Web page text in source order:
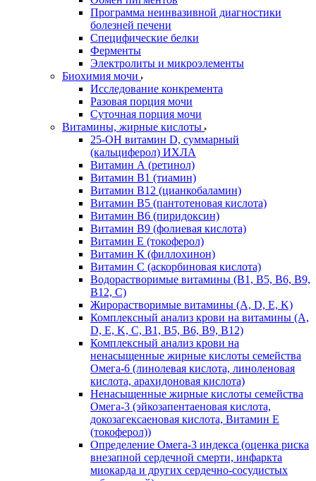
Программа неинвазивной диагностики
болезней печени
Специфические белки
Ферменты
Электролиты и микроэлементы
Биохимия мочи
Исследование конкремента
Разовая порция мочи
Суточная порция мочи
Витамины, жирные кислоты
25-OH витамин D, суммарный
(кальциферол) ИХЛА
Витамин А (ретинол)
Витамин В1 (тиамин)
Витамин В12 (цианкобаламин)
Витамин В5 (пантотеновая кислота)
Витамин В6 (пиридоксин)
Витамин В9 (фолиевая кислота)
Витамин Е (токоферол)
Витамин К (филлохинон)
Витамин С (аскорбиновая кислота)
Водорастворимые витамины (B1, B5, B6, В9,
В12, С)
Жирорастворимые витамины (A, D, E, K)
Комплексный анализ крови на витамины (A,
D, E, K, C, B1, B5, B6, В9, B12)
Комплексный анализ крови на
ненасыщенные жирные кислоты семейства
Омега-6 (линолевая кислота, линоленовая
кислота, арахидоновая кислота)
Ненасыщенные жирные кислоты семейства
Омега-3 (эйкозапентаеновая кислота,
докозагексаеновая кислота, Витамин E
(токоферол))
Определение Омега-3 индекса (оценка риска
внезапной сердечной смерти, инфаркта
миокарда и других сердечно-сосудистых